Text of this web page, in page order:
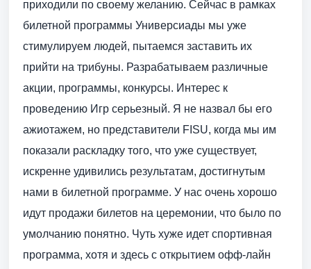
приходили по своему желанию. Сейчас в рамках
билетной программы Универсиады мы уже
стимулируем людей, пытаемся заставить их
прийти на трибуны. Разрабатываем различные
акции, программы, конкурсы. Интерес к
проведению Игр серьезный. Я не назвал бы его
ажиотажем, но представители FISU, когда мы им
показали раскладку того, что уже существует,
искренне удивились результатам, достигнутым
нами в билетной программе. У нас очень хорошо
идут продажи билетов на церемонии, что было по
умолчанию понятно. Чуть хуже идет спортивная
программа, хотя и здесь с открытием офф-лайн